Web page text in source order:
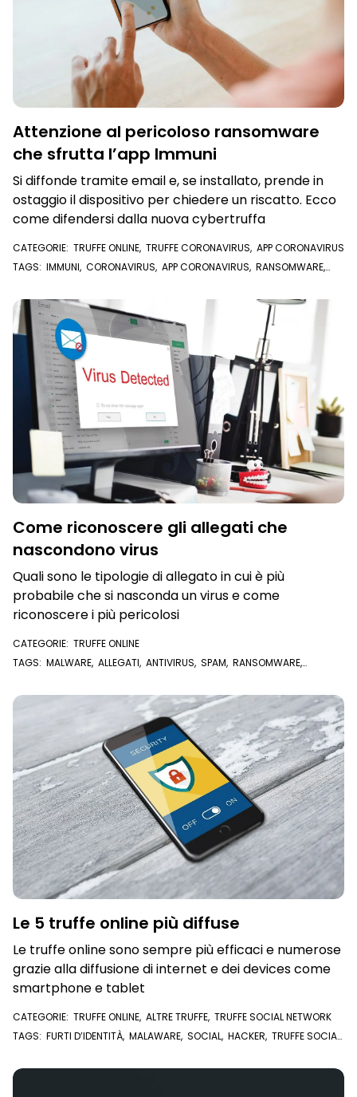
Attenzione al pericoloso ransomware
che sfrutta l’app Immuni
Si diffonde tramite email e, se installato, prende in
ostaggio il dispositivo per chiedere un riscatto. Ecco
come difendersi dalla nuova cybertruffa
CATEGORIE: TRUFFE ONLINE, TRUFFE CORONAVIRUS, APP CORONAVIRUS
TAGS: IMMUNI, CORONAVIRUS, APP CORONAVIRUS, RANSOMWARE,
Come riconoscere gli allegati che
nascondono virus
Quali sono le tipologie di allegato in cui è più
probabile che si nasconda un virus e come
riconoscere i più pericolosi
CATEGORIE: TRUFFE ONLINE
TAGS: MALWARE, ALLEGATI, ANTIVIRUS, SPAM, RANSOMWARE,
Le 5 truffe online più diffuse
Le truffe online sono sempre più efficaci e numerose
grazie alla diffusione di internet e dei devices come
smartphone e tablet
CATEGORIE: TRUFFE ONLINE, ALTRE TRUFFE, TRUFFE SOCIAL NETWORK
TAGS: FURTI D’IDENTITÀ, MALAWARE, SOCIAL, HACKER, TRUFFE SOCIAL